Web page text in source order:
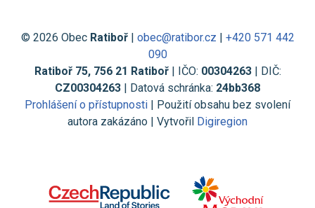
© 2026 Obec Ratiboř| obec@ratibor.cz
+420 571 442
090
Ratiboř 75, 756 21 Ratiboř| IČO: 00304263| DIČ:
CZ00304263 | Datová schránka: 24bb368
Prohlášení o přístupnosti | Použití obsahu bez svolení
autora zakázáno | Vytvořil Digiregion